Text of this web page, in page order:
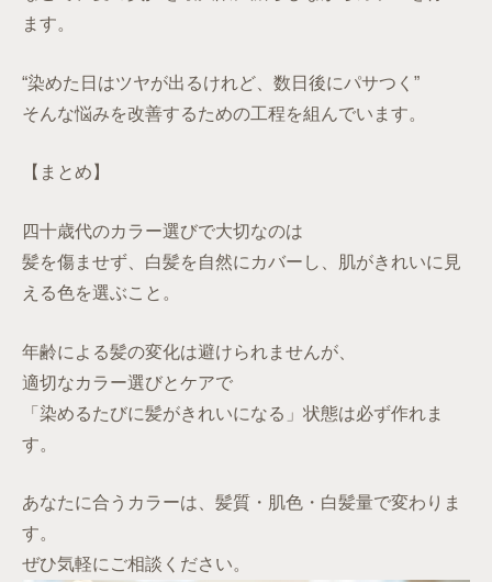
ます。
“染めた日はツヤが出るけれど、数日後にパサつく”
そんな悩みを改善するための工程を組んでいます。
【まとめ】
四十歳代のカラー選びで大切なのは
髪を傷ませず、白髪を自然にカバーし、肌がきれいに見
える色を選ぶこと。
年齢による髪の変化は避けられませんが、
適切なカラー選びとケアで
「染めるたびに髪がきれいになる」状態は必ず作れま
す。
あなたに合うカラーは、髪質・肌色・白髪量で変わりま
す。
ぜひ気軽にご相談ください。